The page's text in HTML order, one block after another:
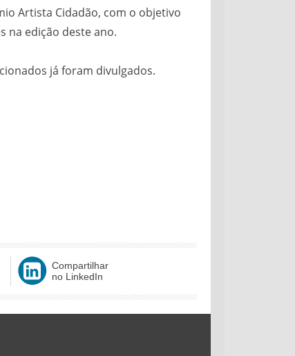
Artista Cidadão, com o objetivo
na edição deste ano.
já foram divulgados.
Compartilhar
no LinkedIn